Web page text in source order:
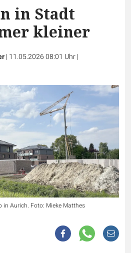
in Stadt
kleiner
| 11.05.2026 08:01 Uhr|
in Aurich. Foto: Mieke Matthes